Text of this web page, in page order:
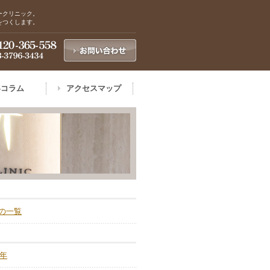
リニック。
くします。
ラム アクセスマップ
一覧